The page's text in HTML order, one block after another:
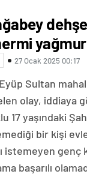
27 Ocak 2025 00:17
Sultan
olay, iddiaya
yaşındaki
bir kişi
istemeyen genç
başarılı